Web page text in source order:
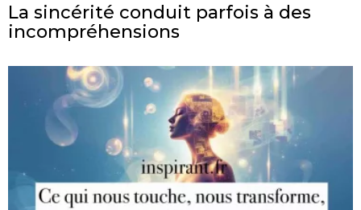
La sincérité conduit parfois à des
incompréhensions